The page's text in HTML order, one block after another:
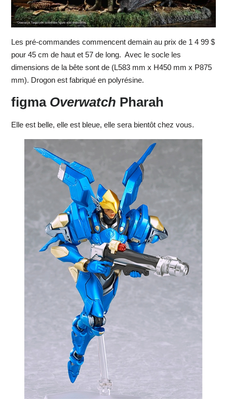
Les pré-commandes commencent demain au prix de 1 4 99 $
pour 45 cm de haut et 57 de long. Avec le socle les
dimensions de la bête sont de (L583 mm x H450 mm x P875
mm). Drogon est fabriqué en polyrésine.
figma Overwatch Pharah
Elle est belle, elle est bleue, elle sera bientôt chez vous.